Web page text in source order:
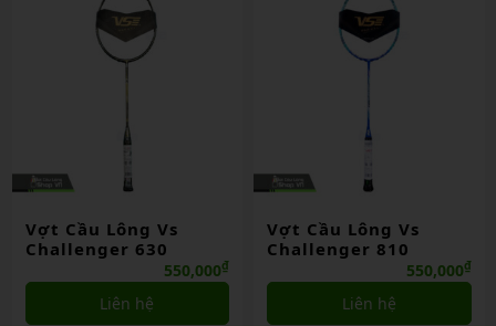
Vợt Cầu Lông Vs
Challenger 630
550,000₫
Liên hệ
Vợt Cầu Lông Vs
Challenger 810
550,000₫
Liên hệ